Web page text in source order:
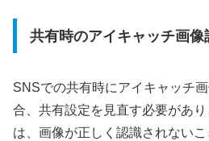
共有時のアイキャッチ画像
SNSでの共有時にアイキャッチ
合、共有設定を見直す必要があ
は、画像が正しく認識されない